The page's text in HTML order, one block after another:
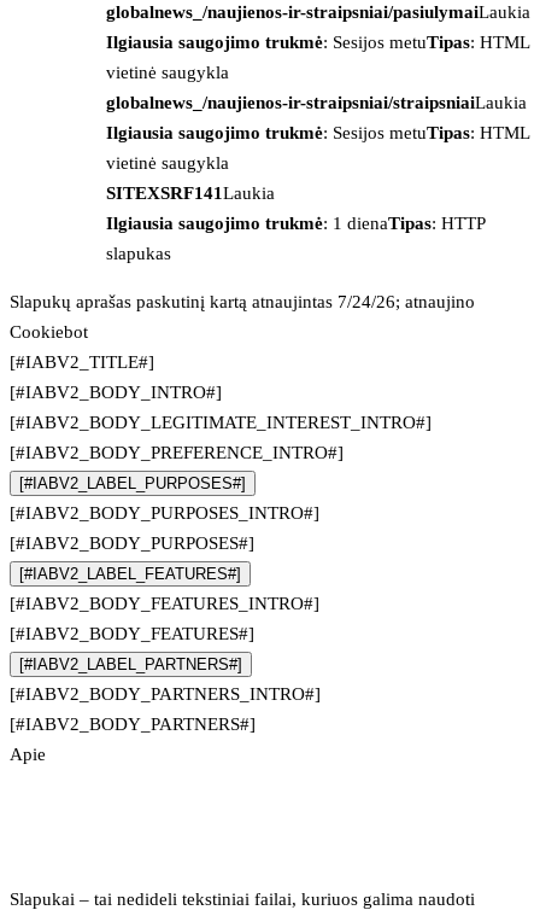
globalnews_/naujienos-ir-straipsniai/pasiulymaiLaukia
Ilgiausia saugojimo trukmė: Sesijos metuTipas: HTML
vietinė saugykla
globalnews_/naujienos-ir-straipsniai/straipsniaiLaukia
Ilgiausia saugojimo trukmė: Sesijos metuTipas: HTML
vietinė saugykla
SITEXSRF141Laukia
Ilgiausia saugojimo trukmė: 1 dienaTipas: HTTP
slapukas
Slapukų aprašas paskutinį kartą atnaujintas 7/24/26; atnaujino
Cookiebot
[#IABV2_TITLE#]
[#IABV2_BODY_INTRO#]
[#IABV2_BODY_LEGITIMATE_INTEREST_INTRO#]
[#IABV2_BODY_PREFERENCE_INTRO#]
[#IABV2_LABEL_PURPOSES#]
[#IABV2_BODY_PURPOSES_INTRO#]
[#IABV2_BODY_PURPOSES#]
[#IABV2_LABEL_FEATURES#]
[#IABV2_BODY_FEATURES_INTRO#]
[#IABV2_BODY_FEATURES#]
[#IABV2_LABEL_PARTNERS#]
[#IABV2_BODY_PARTNERS_INTRO#]
[#IABV2_BODY_PARTNERS#]
Apie
Slapukai – tai nedideli tekstiniai failai, kuriuos galima naudoti